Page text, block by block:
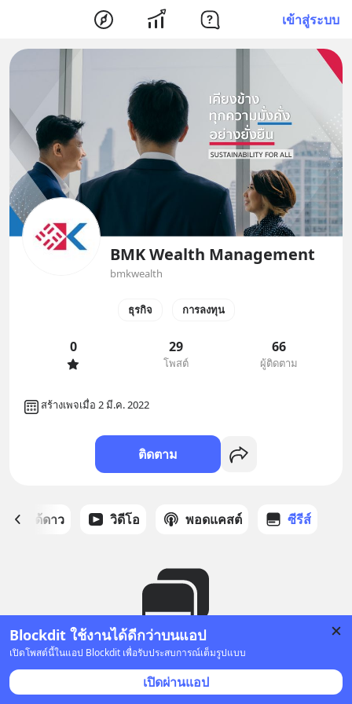
เข้าสู่ระบบ
Blockdit ใช้งานได้ดีกว่าบนแอป
เปิดโพสต์นี้ในแอป Blockdit เพื่อรับประสบการณ์เต็มรูปแบบ
เปิดผ่านแอป
BMK Wealth Management
bmkwealth
ธุรกิจ การลงทุน
0 29
โพสต์
66
ผู้ติดตาม
สร้างเพจเมื่อ 2 มี.ค. 2022
ติดตาม
สต์ที่ได้ดาว วิดีโอ พอดแคสต์ ซีรีส์